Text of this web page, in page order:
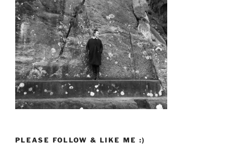
PLEASE FOLLOW & LIKE ME :)